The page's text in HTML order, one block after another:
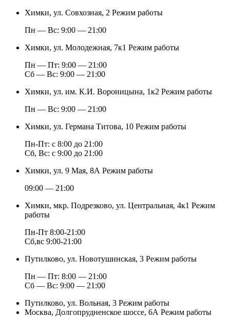
Химки, ул. Совхозная, 2 Режим работы
Пн — Вс: 9:00 — 21:00
Химки, ул. Молодежная, 7к1 Режим работы
Пн — Пт: 9:00 — 21:00
Cб — Вс: 9:00 — 21:00
Химки, ул. им. К.И. Вороницына, 1к2 Режим работы
Пн — Вс: 9:00 — 21:00
Химки, ул. Германа Титова, 10 Режим работы
Пн-Пт: с 8:00 до 21:00
Сб, Вс: с 9:00 до 21:00
Химки, ул. 9 Мая, 8А Режим работы
09:00 — 21:00
Химки, мкр. Подрезково, ул. Центральная, 4к1 Режим
работы
Пн-Пт 8:00-21:00
Сб,вс 9:00-21:00
Путилково, ул. Новотушинская, 3 Режим работы
Пн — Пт: 8:00 — 21:00
Сб — Вс: 9:00 — 21:00
Путилково, ул. Вольная, 3 Режим работы
Москва, Долгопрудненское шоссе, 6А Режим работы